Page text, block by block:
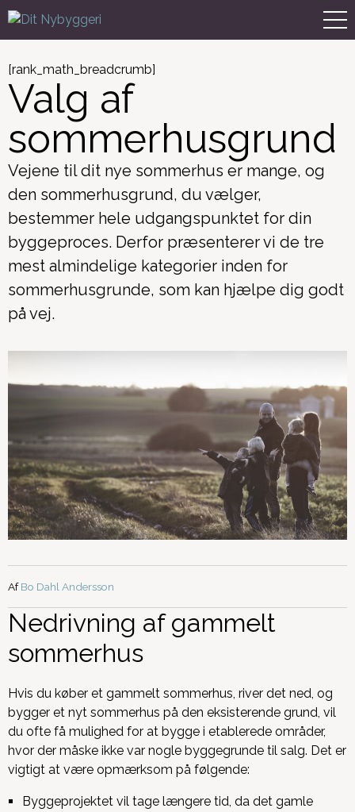
[rank_math_breadcrumb]
Valg af
sommerhusgrund
Vejene til dit nye sommerhus er mange, og
den sommerhusgrund, du vælger,
bestemmer hele udgangspunktet for din
byggeproces. Derfor præsenterer vi de tre
mest almindelige kategorier inden for
sommerhusgrunde, som kan hjælpe dig godt
på vej.
AfBo Dahl Andersson
Nedrivning af gammelt
sommerhus
Hvis du køber et gammelt sommerhus, river det ned, og
bygger et nyt sommerhus på den eksisterende grund, vil
du ofte få mulighed for at bygge i etablerede områder,
hvor der måske ikke var nogle byggegrunde til salg. Det er
vigtigt at være opmærksom på følgende:
Byggeprojektet vil tage længere tid, da det gamle